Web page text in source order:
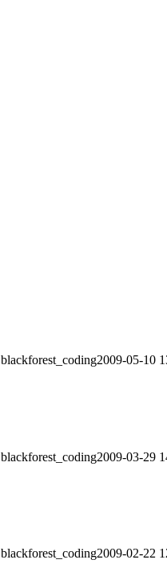
blackforest_coding2009-05-10
blackforest_coding2009-03-29
blackforest_coding2009-02-22